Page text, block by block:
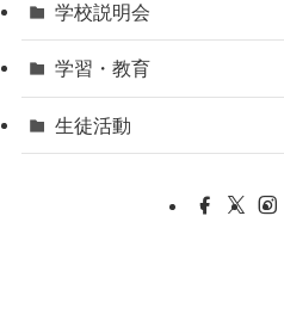
学校説明会
学習・教育
生徒活動